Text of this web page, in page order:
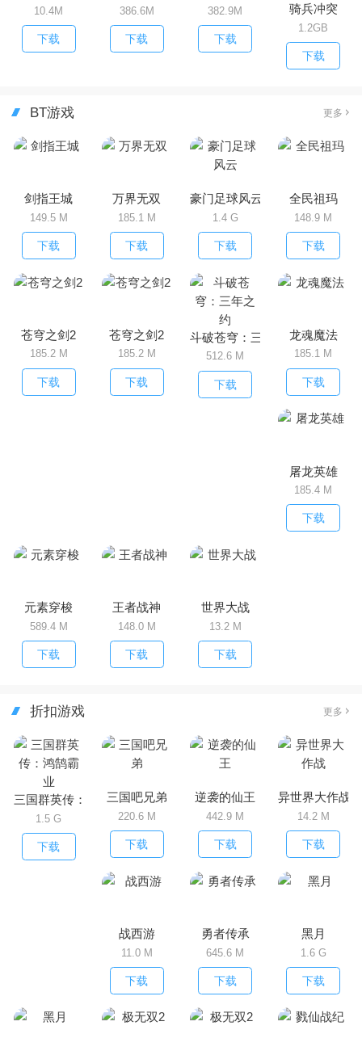
10.4M
下载
386.6M
下载
382.9M
下载
骑兵冲突
1.2GB
下载
BT游戏 更多
剑指王城
149.5 M
下载
万界无双
185.1 M
下载
豪门足球风云
1.4 G
下载
全民祖玛
148.9 M
下载
苍穹之剑2
185.2 M
下载
苍穹之剑2
185.2 M
下载
斗破苍穹：三年之约
512.6 M
下载
龙魂魔法
185.1 M
下载
屠龙英雄
185.4 M
下载
元素穿梭
589.4 M
下载
王者战神
148.0 M
下载
世界大战
13.2 M
下载
折扣游戏 更多
三国群英传：鸿鹄霸业
1.5 G
下载
三国吧兄弟
220.6 M
下载
逆袭的仙王
442.9 M
下载
异世界大作战
14.2 M
下载
战西游
11.0 M
下载
勇者传承
645.6 M
下载
黑月
1.6 G
下载